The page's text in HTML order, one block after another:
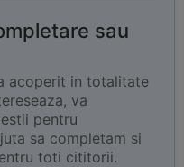
sau
acoperit in totalitate
va
pentru
sa completam si
toti cititorii.